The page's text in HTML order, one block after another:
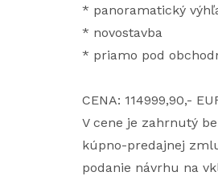
* panoramatický
* novostavba
* priamo pod
CENA: 114999,90,-
V cene je zahrnutý
kúpno-predajnej
podanie návrhu na